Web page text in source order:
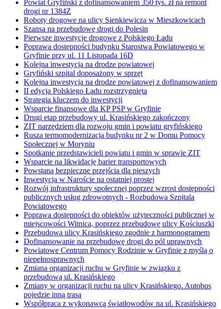
Powiat Gryfiński z dofinansowaniem 350 tys. zł na remont
drogi nr 1384Z
Roboty drogowe na ulicy Sienkiewicza w Mieszkowicach
Szansa na przebudowę drogi do Polesin
Pierwsze inwestycje drogowe z Polskiego Ładu
Poprawa dostępności budynku Starostwa Powiatowego w
Gryfinie przy ul. 11 Listopada 16D
Kolejna inwestycja na drodze powiatowej
Gryfiński szpital doposażony w sprzęt
Kolejna inwestycja na drodze powiatowej z dofinansowaniem
II edycja Polskiego Ładu rozstrzygnięta
Strategia kluczem do inwestycji
Wsparcie finansowe dla KP PSP w Gryfinie
Drugi etap przebudowy ul. Krasińskiego zakończony
ZIT narzędziem dla rozwoju gmin i powiatu gryfińskiego
Rusza termomodernizacja budynku nr 2 w Domu Pomocy
Społecznej w Moryniu
Spotkanie przedstawicieli powiatu i gmin w sprawie ZIT
Wsparcie na likwidację barier transportowych
Powstaną bezpieczne przejścia dla pieszych
Inwestycja w Naroście na ostatniej prostej
Rozwój infrastruktury społecznej poprzez wzrost dostępności
publicznych usług zdrowotnych - Rozbudowa Szpitala
Powiatowego
Poprawa dostępności do obiektów użyteczności publicznej w
miejscowości Witnica, poprzez przebudowę ulicy Kościuszki
Przebudowa ulicy Krasińskiego zgodnie z harmonogramem
Dofinansowanie na przebudowę drogi do pól uprawnych
Powiatowe Centrum Pomocy Rodzinie w Gryfinie z myślą o
niepełnosprawnych
Zmiana organizacji ruchu w Gryfinie w związku z
przebudową ul. Krasińskiego
Zmiany w organizacji ruchu na ulicy Krasińskiego. Autobus
pojedzie inną trasą
Współpraca z wykonawcą światłowodów na ul. Krasińskiego